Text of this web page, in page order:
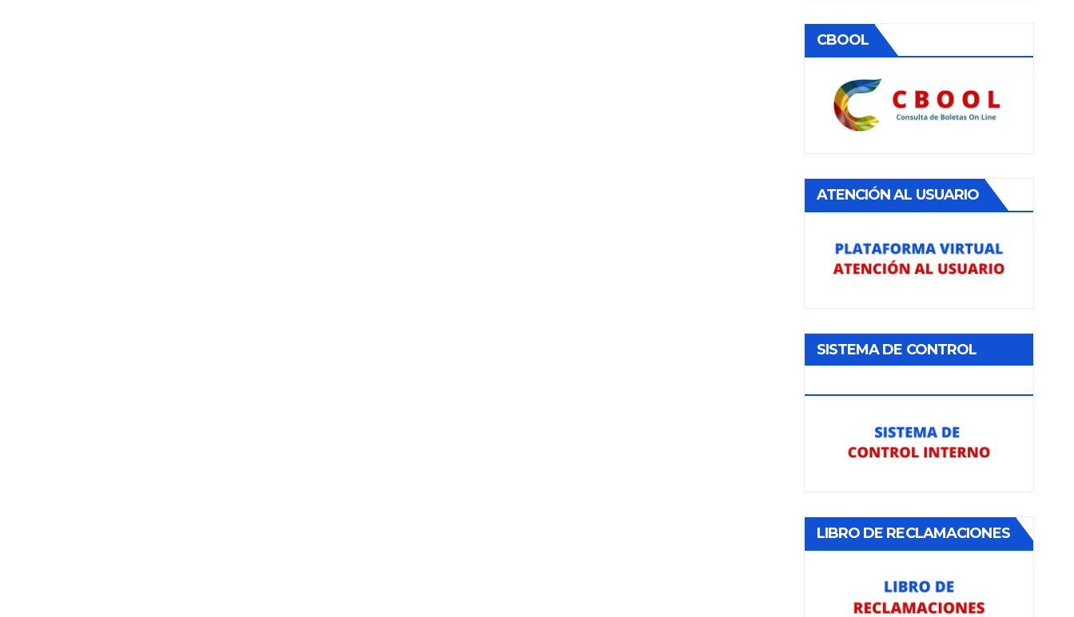
CBOOL
ATENCIÓN AL USUARIO
SISTEMA DE CONTROL
LIBRO DE RECLAMACIONES